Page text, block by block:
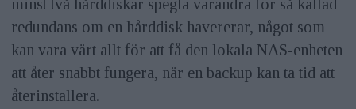
minst två hårddiskar spegla varandra för så kallad
redundans om en hårddisk havererar, något som
kan vara värt allt för att få den lokala NAS-enheten
att åter snabbt fungera, när en backup kan ta tid att
återinstallera.